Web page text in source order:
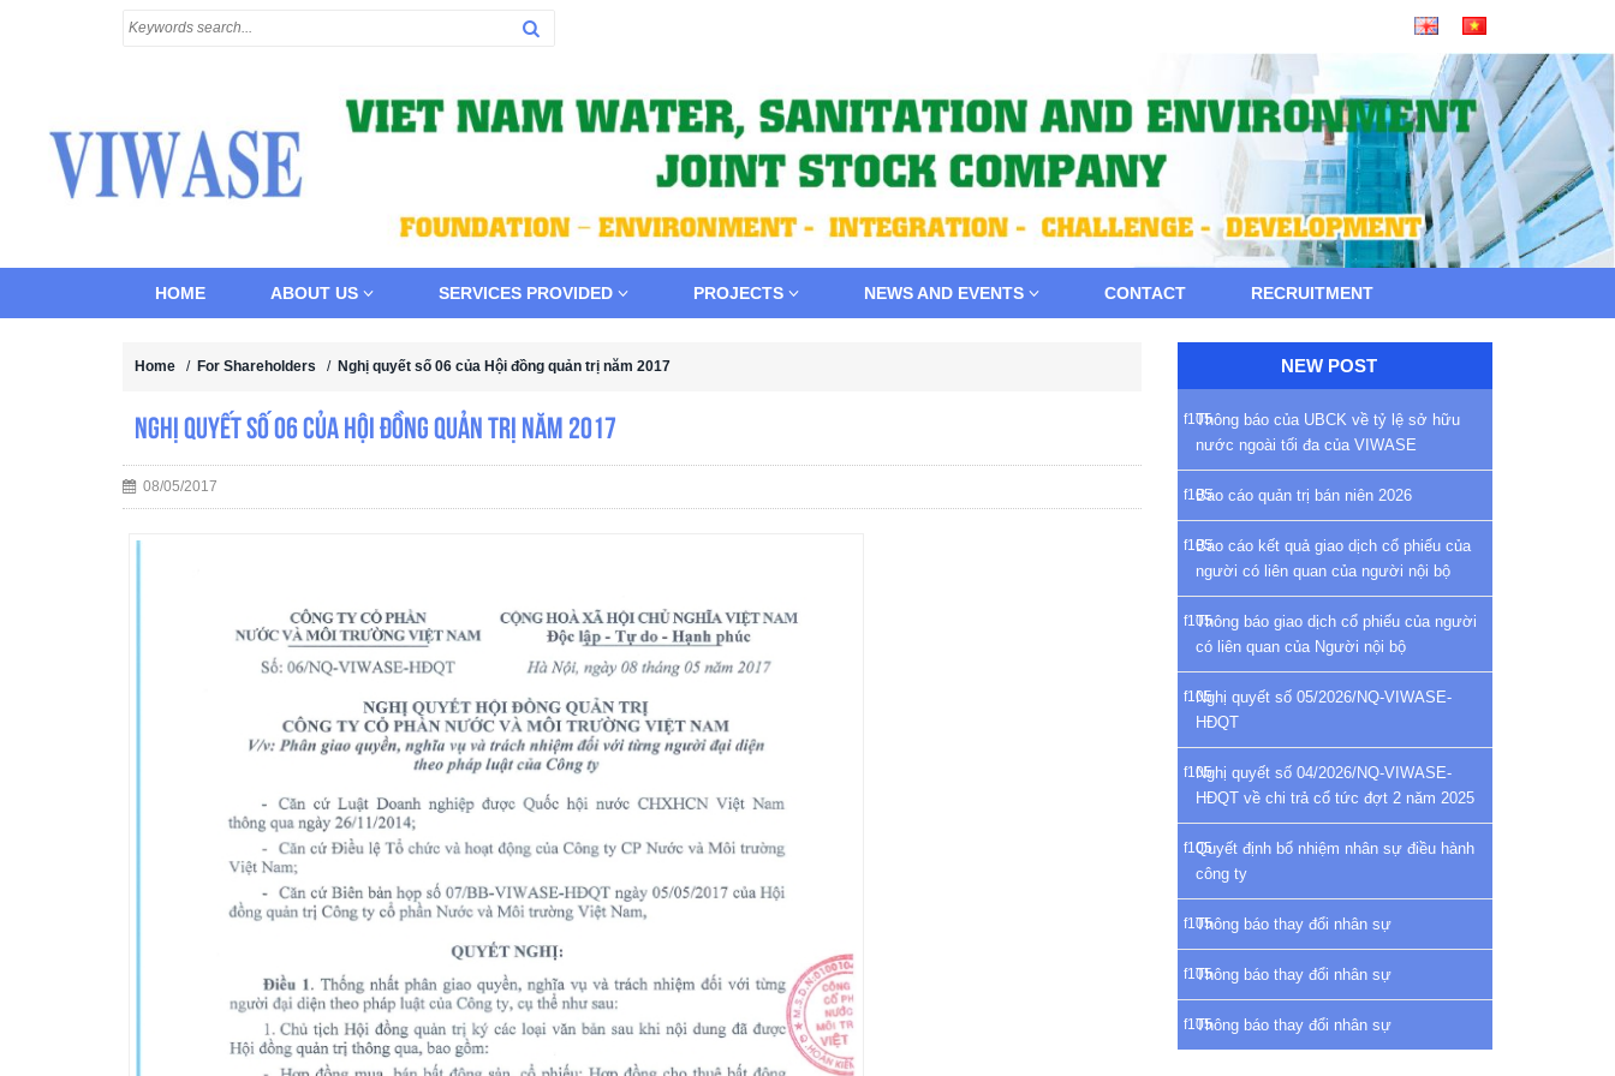
HOME ABOUT US SERVICES PROVIDED PROJECTS NEWS AND EVENTS CONTACT RECRUITMENT
Home / For Shareholders / Nghị quyết số 06 của Hội đồng quản trị năm 2017
Nghị quyết số 06 của Hội đồng quản trị năm 2017
08/05/2017
NEW POST
Thông báo của UBCK về tỷ lệ sở hữu
nước ngoài tối đa của VIWASE
Báo cáo quản trị bán niên 2026
Báo cáo kết quả giao dịch cổ phiếu của
người có liên quan của người nội bộ
Thông báo giao dịch cổ phiếu của người
có liên quan của Người nội bộ
Nghị quyết số 05/2026/NQ-VIWASE-
HĐQT
Nghị quyết số 04/2026/NQ-VIWASE-
HĐQT về chi trả cổ tức đợt 2 năm 2025
Quyết định bổ nhiệm nhân sự điều hành
công ty
Thông báo thay đổi nhân sự
Thông báo thay đổi nhân sự
Thông báo thay đổi nhân sự